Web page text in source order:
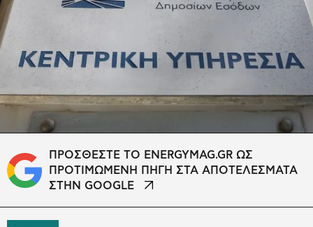
ΠΡΟΣΘΕΣΤΕ ΤΟ ENERGYMAG.GR ΩΣ
ΠΡΟΤΙΜΩΜΕΝΗ ΠΗΓΗ ΣΤΑ ΑΠΟΤΕΛΕΣΜΑΤΑ
ΣΤΗΝ GOOGLE